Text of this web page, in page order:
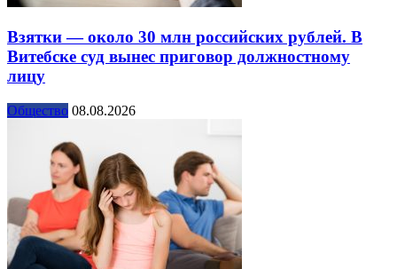
Взятки — около 30 млн российских рублей. В
Витебске суд вынес приговор должностному
лицу
Общество 08.08.2026